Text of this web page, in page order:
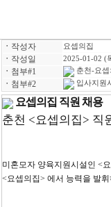
ㆍ 작성자 요셉의집
ㆍ 작성일 2025-01-02 (
ㆍ 첨부#1 춘천-요
ㆍ 첨부#2 입사지원
요셉의집 직원 채용
춘천 <요셉의집> 직
미혼모자 양육지원시설인 <
<요셉의집> 에서 능력을 발